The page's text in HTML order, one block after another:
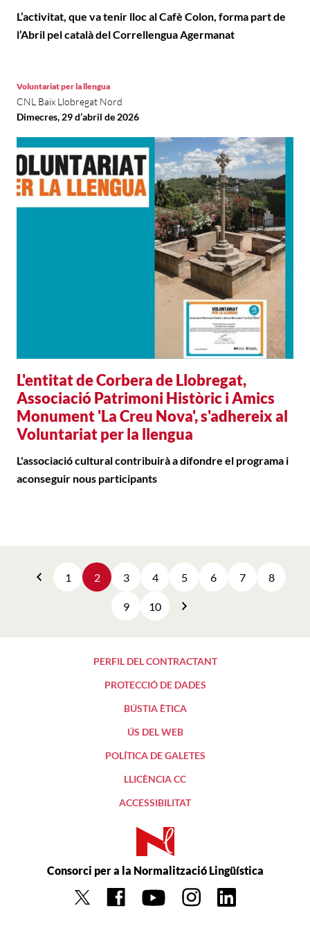
L’activitat, que va tenir lloc al Cafè Colon, forma part de
l’Abril pel català del Correllengua Agermanat
L'entitat de Corbera de Llobregat,
Associació Patrimoni Històric i Amics
Monument 'La Creu Nova', s'adhereix al
Voluntariat per la llengua
Voluntariat per la llengua
CNL Baix Llobregat Nord
Dimecres, 29 d’abril de 2026
L'associació cultural contribuirà a difondre el programa i
aconseguir nous participants
Anterior
1 2 3 4 5 6 7 8
9 10
PERFIL DEL CONTRACTANT
PROTECCIÓ DE DADES
BÚSTIA ÈTICA
ÚS DEL WEB
POLÍTICA DE GALETES
LLICÈNCIA CC
ACCESSIBILITAT
Consorci per a la Normalització Lingüística